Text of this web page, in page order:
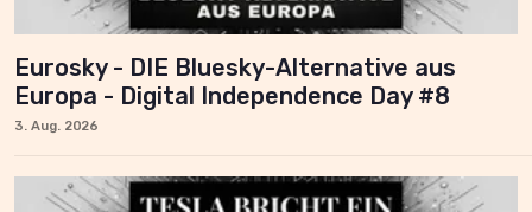
Eurosky - DIE Bluesky-Alternative aus
Europa - Digital Independence Day #8
3. Aug. 2026